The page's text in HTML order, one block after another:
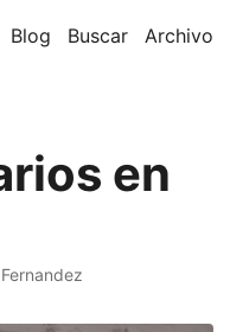
Blog Buscar Archivo
en